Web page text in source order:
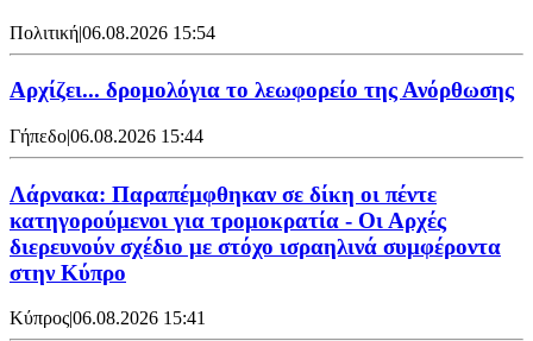
Πολιτική|06.08.2026 15:54
Αρχίζει... δρομολόγια το λεωφορείο της Ανόρθωσης
Γήπεδο|06.08.2026 15:44
Λάρνακα: Παραπέμφθηκαν σε δίκη οι πέντε
κατηγορούμενοι για τρομοκρατία - Οι Αρχές
διερευνούν σχέδιο με στόχο ισραηλινά συμφέροντα
στην Κύπρο
Κύπρος|06.08.2026 15:41